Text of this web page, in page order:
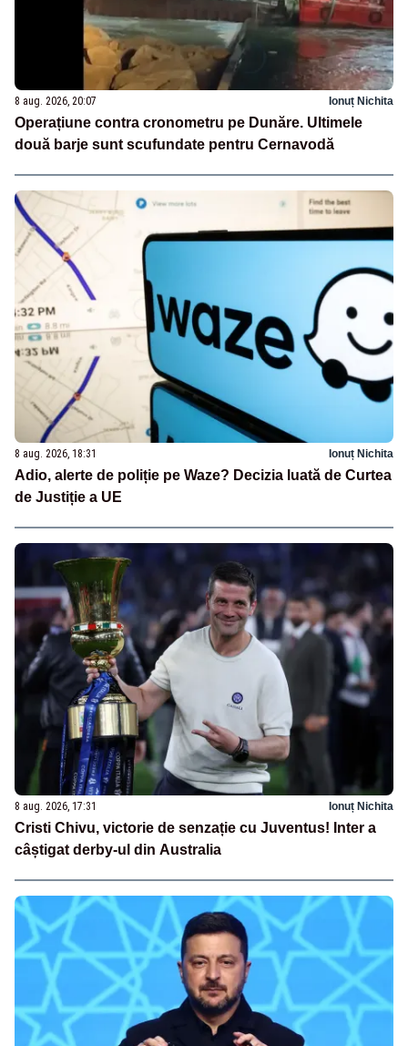
8 aug. 2026, 20:07 Ionuț Nichita
Operațiune contra cronometru pe Dunăre. Ultimele
două barje sunt scufundate pentru Cernavodă
8 aug. 2026, 18:31 Ionuț Nichita
Adio, alerte de poliție pe Waze? Decizia luată de Curtea
de Justiție a UE
8 aug. 2026, 17:31 Ionuț Nichita
Cristi Chivu, victorie de senzație cu Juventus! Inter a
câștigat derby-ul din Australia